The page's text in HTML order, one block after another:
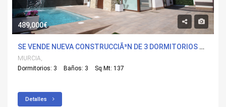
489,000€
SE VENDE NUEVA CONSTRUCCIÃ³N DE 3 DORMITORIOS VILLA EN PLAYA PARAISO, MURCIA
MURCIA,
Dormitorios: 3
Baños: 3 Sq Mt: 137
Detalles